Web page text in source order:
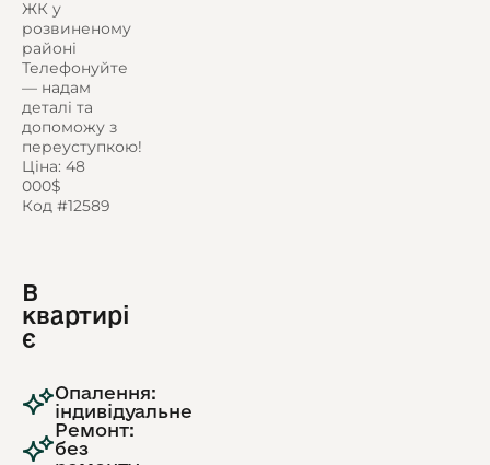
ЖК у
розвиненому
районі
Телефонуйте
— надам
деталі та
допоможу з
переуступкою!
Ціна: 48
000$
Код #12589
В
квартирі
є
Опалення:
індивідуальне
Ремонт:
без